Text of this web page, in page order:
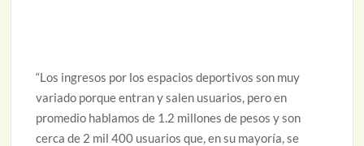
“Los ingresos por los espacios deportivos son muy
variado porque entran y salen usuarios, pero en
promedio hablamos de 1.2 millones de pesos y son
cerca de 2 mil 400 usuarios que, en su mayoría, se